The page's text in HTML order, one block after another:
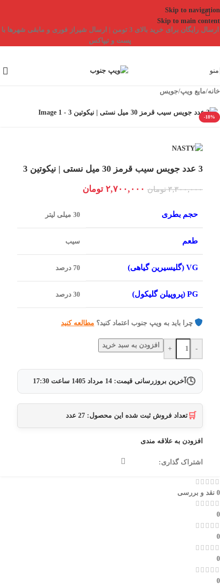
Skip to navigation
Skip to main content
ارسال رایگان برای خرید بالای 3 تومن | ارسال شیراز فوری و مابقی شهرها با
پست و تیپاکس
منو
خانه/مایع ویپ/جویس
-18%
3 عدد جویس سیب قرمز 30 میل نستی | نیکوتین 3
۳,۳۰۰,۰۰۰ تومان ۲,۷۰۰,۰۰۰ تومان
حجم بطری 30 میلی لیتر
طعم سیب
VG (گلیسیرین گیاهی) 70 درصد
PG (پروپیلن گلیکول) 30 درصد
چرا باید به ویپ جنوب اعتماد کنید؟ مطالعه کنید
-
+ افزودن به سبد خرید
🕓 آخرین بروزرسانی قیمت: 14 مرداد 1405 ساعت 17:30
🛒 تعداد فروش ثبت شده این محصول: 27 عدد
افزودن به علاقه مندی
اشتراک گذاری:
0 نقد و بررسی
0
0
0
0